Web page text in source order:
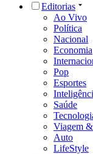
Editorias
Ao Vivo
Política
Nacional
Economia
Pop
Esportes
Saúde
Viagem
Auto
LifeStyle